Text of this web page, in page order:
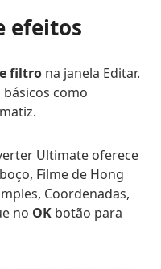
efeitos
filtro na janela Editar.
como
Ultimate oferece
Filme de Hong
Coordenadas,
no OK botão para